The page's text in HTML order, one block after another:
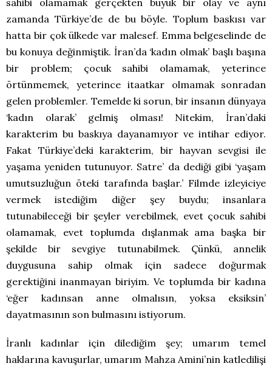
sahibi olamamak gerçekten büyük bir olay ve aynı
zamanda Türkiye’de de bu böyle. Toplum baskısı var
hatta bir çok ülkede var malesef. Emma belgeselinde de
bu konuya değinmiştik. İran’da ‘kadın olmak’ başlı başına
bir problem; çocuk sahibi olamamak, yeterince
örtünmemek, yeterince itaatkar olmamak sonradan
gelen problemler. Temelde ki sorun, bir insanın dünyaya
‘kadın olarak’ gelmiş olması! Nitekim, İran’daki
karakterim bu baskıya dayanamıyor ve intihar ediyor.
Fakat Türkiye’deki karakterim, bir hayvan sevgisi ile
yaşama yeniden tutunuyor. Satre’ da dediği gibi ‘yaşam
umutsuzluğun öteki tarafında başlar.’ Filmde izleyiciye
vermek istediğim diğer şey buydu; insanlara
tutunabileceği bir şeyler verebilmek, evet çocuk sahibi
olamamak, evet toplumda dışlanmak ama başka bir
şekilde bir sevgiye tutunabilmek. Çünkü, annelik
duygusuna sahip olmak için sadece doğurmak
gerektiğini inanmayan biriyim. Ve toplumda bir kadına
‘eğer kadınsan anne olmalısın, yoksa eksiksin’
dayatmasının son bulmasını istiyorum.
İranlı kadınlar için dilediğim şey; umarım temel
haklarına kavuşurlar, umarım Mahza Amini’nin katledilişi